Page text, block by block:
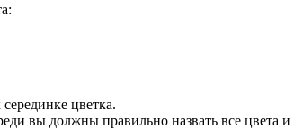
цветка.
вы должны правильно назвать все